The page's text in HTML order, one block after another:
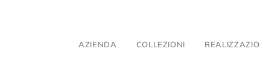
AZIENDA COLLEZIONI